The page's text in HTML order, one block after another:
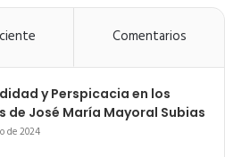
Comentarios
y Perspicacia en los
de José María Mayoral Subias
de 2024